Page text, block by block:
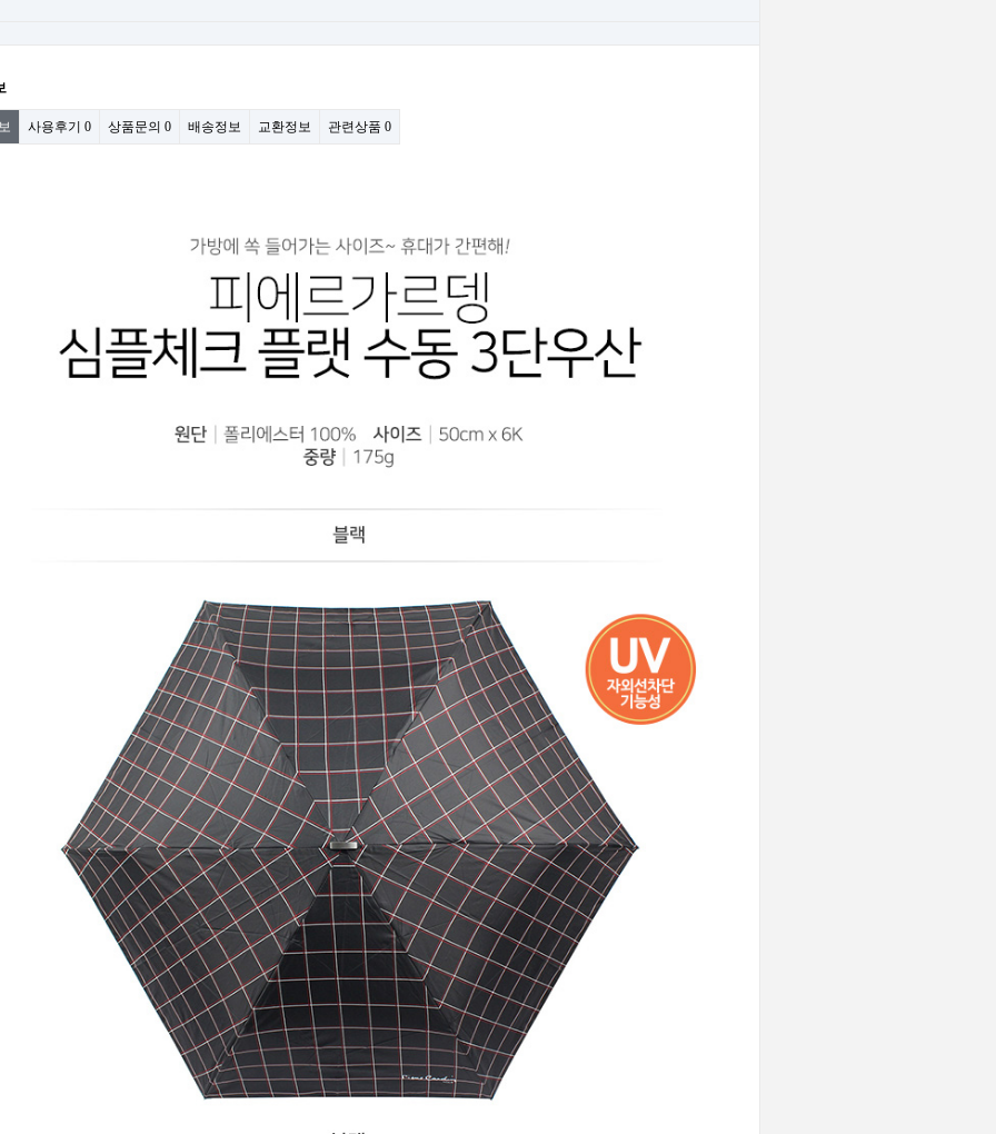
사용후기 0 상품문의 0 배송정보 교환정보 관련상품 0